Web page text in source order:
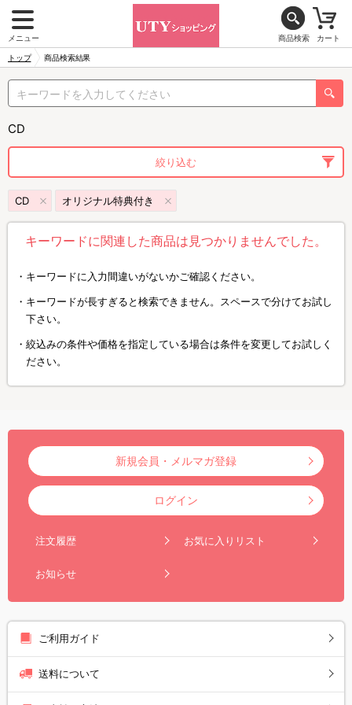
メニュー 商品検索 カート
トップ 商品検索結果
CD
絞り込む
CD オリジナル特典付き
キーワードに関連した商品は見つかりませんでした。
キーワードに入力間違いがないかご確認ください。
キーワードが長すぎると検索できません。スペースで分けてお試し
下さい。
絞込みの条件や価格を指定している場合は条件を変更してお試しく
ださい。
新規会員・メルマガ登録
ログイン
注文履歴 お気に入りリスト
お知らせ
ご利用ガイド
送料について